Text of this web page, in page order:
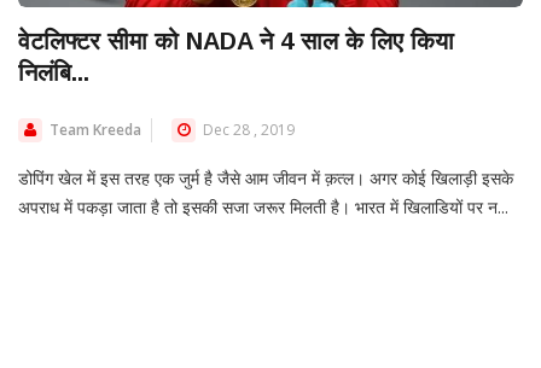
वेटलिफ्टर सीमा को NADA ने 4 साल के लिए किया
निलंबि...
Team Kreeda Dec 28 , 2019
डोपिंग खेल में इस तरह एक जुर्म है जैसे आम जीवन में क़त्ल। अगर कोई खिलाड़ी इसके
अपराध में पकड़ा जाता है तो इसकी सजा जरूर मिलती है। भारत में खिलाडियों पर न...